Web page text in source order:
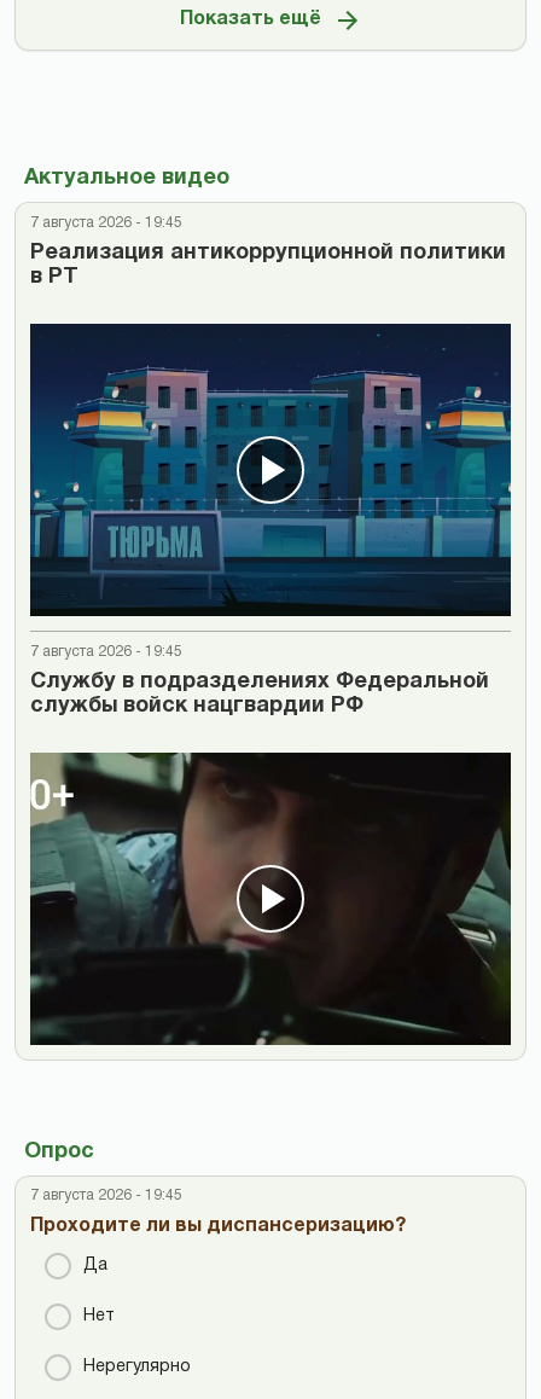
Показать ещё
Актуальное видео
7 августа 2026 - 19:45
Реализация антикоррупционной политики
в РТ
7 августа 2026 - 19:45
Cлужбу в подразделениях Федеральной
службы войск нацгвардии РФ
Опрос
7 августа 2026 - 19:45
Проходите ли вы диспансеризацию?
Да
Нет
Нерегулярно